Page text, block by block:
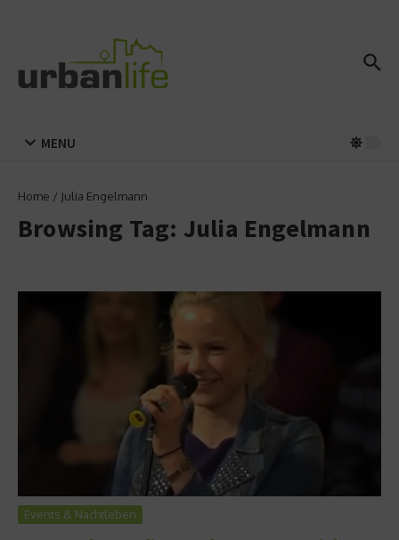
MENU
Home / Julia Engelmann
Browsing Tag: Julia Engelmann
Events & Nachtleben